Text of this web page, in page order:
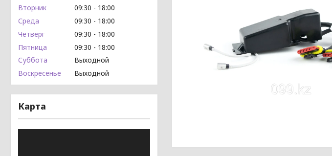
Вторник
09:30
18:00
Среда
09:30
18:00
Четверг
09:30
18:00
Пятница
09:30
18:00
Суббота
Выходной
Воскресенье
Выходной
Карта